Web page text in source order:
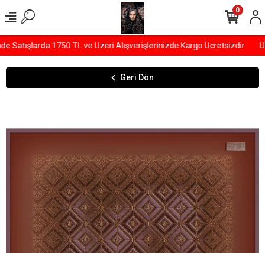
Satışlarda 1750 TL ve Üzeri Alışverişlerinizde Kargo Ücretsizdir
0
Geri Dön